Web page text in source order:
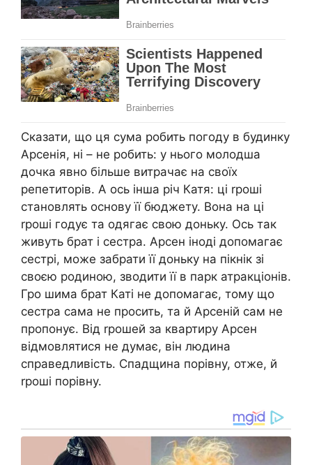
Сказати, що ця сума робить погоду в будинку
Арсенія, ні – не робить: у нього молодша
дочка явно більше витрачає на своїх
репетиторів. А ось інша річ Катя: ці rроші
становлять основу її бюджету. Вона на ці
rроші годує та одягає свою доньку. Ось так
живуть брат і сестра. Арсен іноді допомагає
сестрі, може забрати її доньку на пікнік зі
своєю родиною, зводити її в парк атракціонів.
Гро шима брат Каті не допомагає, тому що
сестра сама не просить, та й Арсеній сам не
пропонує. Від rрошей за квартиру Арсен
відмовлятися не думає, він людина
справедливість. Спадщина порівну, отже, й
rроші порівну.